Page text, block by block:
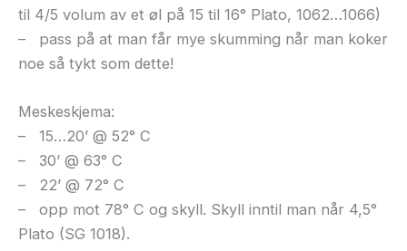
til 4/5 volum av et øl på 15 til 16° Plato, 1062…1066)
– pass på at man får mye skumming når man koker
noe så tykt som dette!
Meskeskjema:
– 15…20’ @ 52° C
– 30’ @ 63° C
– 22’ @ 72° C
– opp mot 78° C og skyll. Skyll inntil man når 4,5°
Plato (SG 1018).